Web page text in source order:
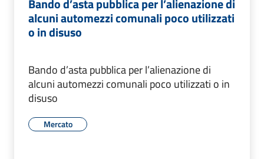
Bando d’asta pubblica per l’alienazione di
alcuni automezzi comunali poco utilizzati
o in disuso
Bando d’asta pubblica per l’alienazione di
alcuni automezzi comunali poco utilizzati o in
disuso
Mercato